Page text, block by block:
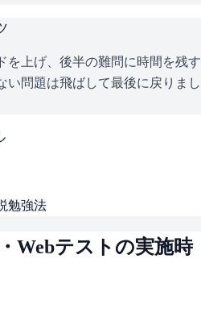
を上げ、後半の難問に時間を残す
い問題は飛ばして最後に戻りまし
勉強法
Webテストの実施時